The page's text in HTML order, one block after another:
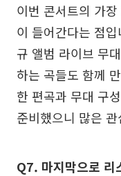
이번 콘서트의 가
이 들어간다는 점
규 앨범 라이브 무
하는 곡들도 함께
한 편곡과 무대 구
준비했으니 많은
Q7. 마지막으로 리